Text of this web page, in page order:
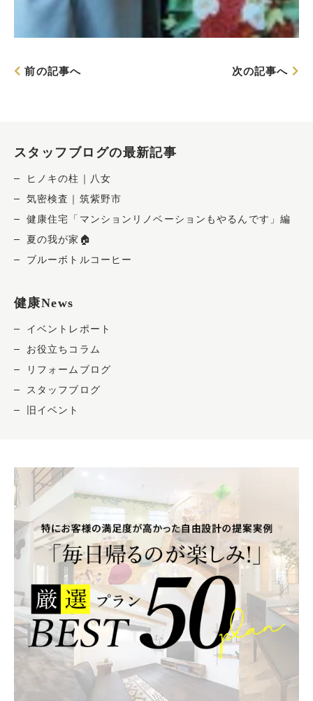
前の記事へ 次の記事へ
スタッフブログの最新記事
ヒノキの柱｜八女
気密検査｜筑紫野市
健康住宅「マンションリノベーションもやるんです」編
夏の我が家🏠
ブルーボトルコーヒー
健康News
イベントレポート
お役立ちコラム
リフォームブログ
スタッフブログ
旧イベント